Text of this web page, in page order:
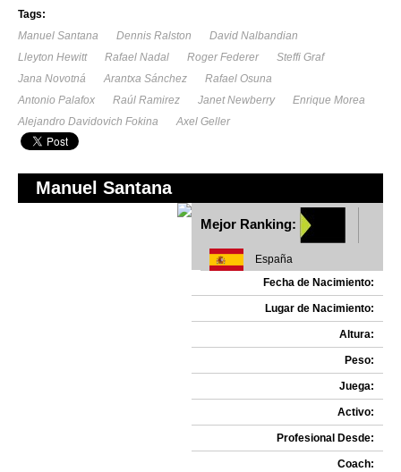
Tags:
Manuel Santana
Dennis Ralston
David Nalbandian
Lleyton Hewitt
Rafael Nadal Roger Federer
Steffi Graf
Jana Novotná
Arantxa Sánchez
Rafael Osuna
Antonio Palafox
Raúl Ramirez Janet Newberry
Enrique Morea
Alejandro Davidovich Fokina
Axel Geller
Manuel Santana
Mejor Ranking:
España
Fecha de Nacimiento:
Lugar de Nacimiento:
Altura:
Peso:
Juega:
Activo:
Profesional Desde:
Coach: